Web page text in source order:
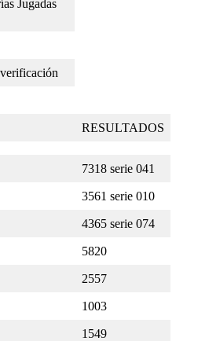
Jugadas
RESULTADOS
7318 serie 041
3561 serie 010
4365 serie 074
5820
2557
1003
1549